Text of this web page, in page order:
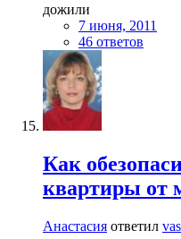
дожили
7 июня, 2011
46 ответов
Как
квартиры от
Анастасия ответил